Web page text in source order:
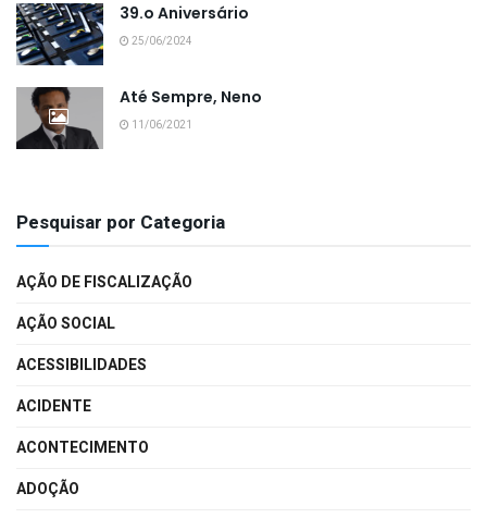
39.o Aniversário
25/06/2024
Até Sempre, Neno
11/06/2021
Pesquisar por Categoria
AÇÃO DE FISCALIZAÇÃO
AÇÃO SOCIAL
ACESSIBILIDADES
ACIDENTE
ACONTECIMENTO
ADOÇÃO